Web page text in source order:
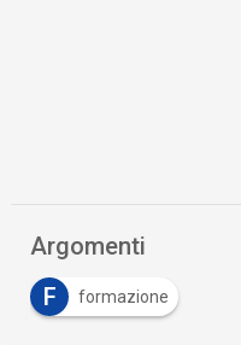
Argomenti
F
formazione